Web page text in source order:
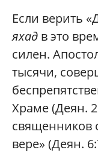
Если верить
яхад в это
силен.
тысячи,
Храме (Деян.
священников
вере» (Деян.